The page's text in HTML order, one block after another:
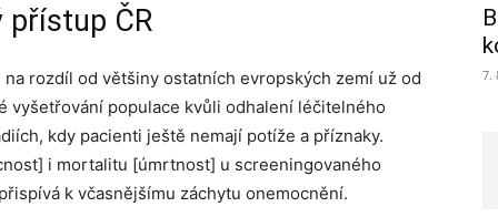
přístup ČR
rozdíl od většiny ostatních evropských zemí už od
vyšetřování populace kvůli odhalení léčitelného
kdy pacienti ještě nemají potíže a příznaky.
i mortalitu [úmrtnost] u screeningovaného
k včasnějšímu záchytu onemocnění.
7.